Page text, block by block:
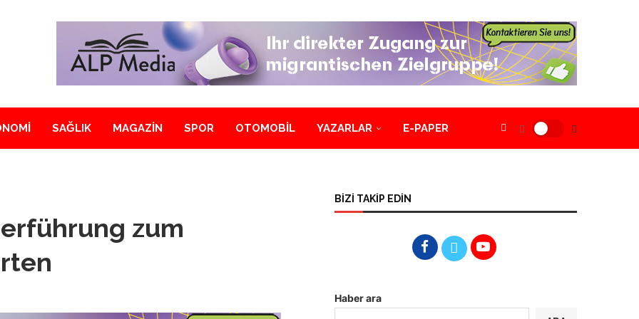
SAĞLIK MAGAZİN SPOR OTOMOBİL YAZARLAR E-PAPER
zum
BİZİ TAKİP EDİN
Haber ara